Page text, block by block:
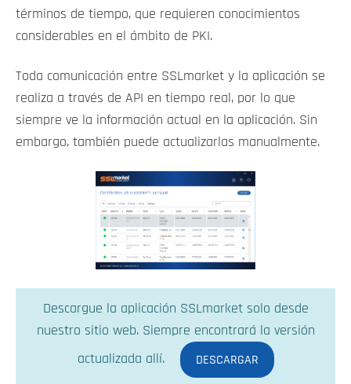
términos de tiempo, que requieren conocimientos
considerables en el ámbito de PKI.
Toda comunicación entre SSLmarket y la aplicación se
realiza a través de API en tiempo real, por lo que
siempre ve la información actual en la aplicación. Sin
embargo, también puede actualizarlas manualmente.
Descargue la aplicación SSLmarket solo desde
nuestro sitio web. Siempre encontrará la versión
actualizada allí. DESCARGAR